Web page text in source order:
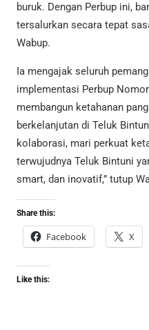
buruk. Dengan Perbup ini,
tersalurkan secara tepat
Wabup.
Ia mengajak seluruh
implementasi Perbup
membangun ketahanan
berkelanjutan di Teluk
kolaborasi, mari perkuat
terwujudnya Teluk Bintuni
smart, dan inovatif,” tutup
Share this:
Facebook X
Like this: